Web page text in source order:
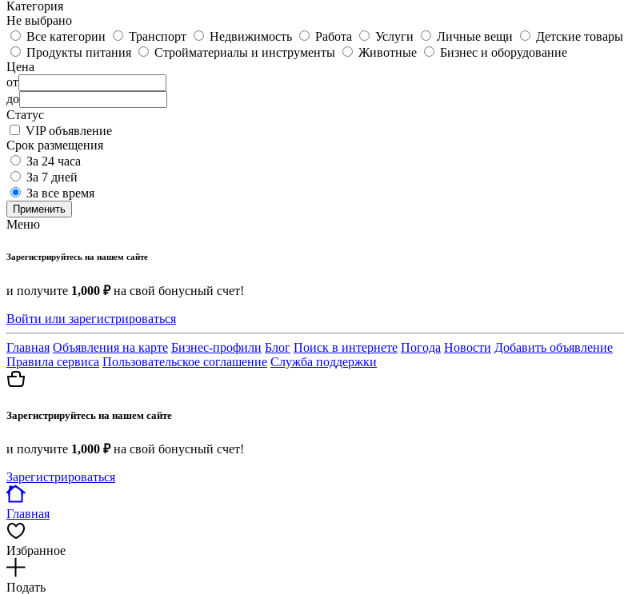
Категория
Не выбрано
Все категории
Транспорт Недвижимость Работа Услуги Личные вещи Детские товары
Продукты питания
Стройматериалы и инструменты Животные
Бизнес и оборудование
Цена
от
до
Статус
VIP объявление
Срок размещения
За 24 часа
За 7 дней
За все время
Применить
Меню
Зарегистрируйтесь на нашем сайте
и получите 1,000 ₽на свой бонусный счет!
Войти или зарегистрироваться
Главная Объявления на карте Бизнес-профили Блог Поиск в интернете Погода Новости Добавить объявление
Правила сервиса Пользовательское соглашение Служба поддержки
Зарегистрируйтесь на нашем сайте
и получите 1,000 ₽на свой бонусный счет!
Зарегистрироваться
Главная
Избранное
Подать